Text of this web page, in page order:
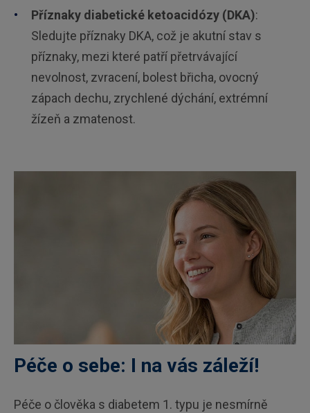
Příznaky diabetické ketoacidózy (DKA):
Sledujte příznaky DKA, což je akutní stav s
příznaky, mezi které patří přetrvávající
nevolnost, zvracení, bolest břicha, ovocný
zápach dechu, zrychlené dýchání, extrémní
žízeň a zmatenost.
Péče o sebe: I na vás záleží!
Péče o člověka s diabetem 1. typu je nesmírně